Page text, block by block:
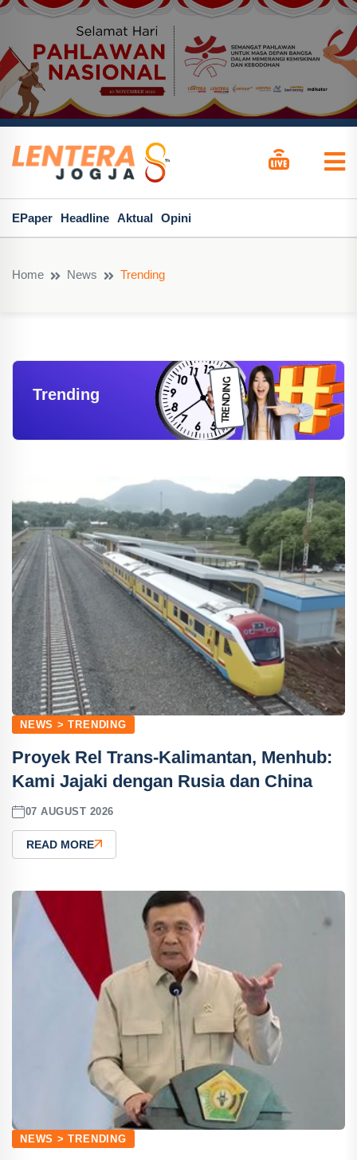
EPaper Headline Aktual Opini
Home News Trending
Trending
NEWS > TRENDING
Proyek Rel Trans-Kalimantan, Menhub:
Kami Jajaki dengan Rusia dan China
07 AUGUST 2026
READ MORE
NEWS > TRENDING